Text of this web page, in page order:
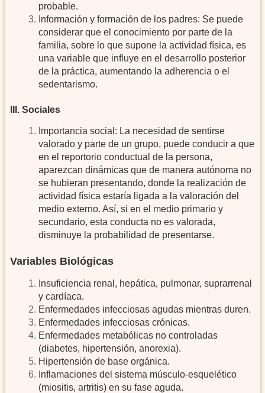
probable.
Información y formación de los padres: Se puede
considerar que el conocimiento por parte de la
familia, sobre lo que supone la actividad física, es
una variable que influye en el desarrollo posterior
de la práctica, aumentando la adherencia o el
sedentarismo.
III. Sociales
Importancia social: La necesidad de sentirse
valorado y parte de un grupo, puede conducir a que
en el reportorio conductual de la persona,
aparezcan dinámicas que de manera autónoma no
se hubieran presentando, donde la realización de
actividad física estaría ligada a la valoración del
medio externo. Así, si en el medio primario y
secundario, esta conducta no es valorada,
disminuye la probabilidad de presentarse.
Variables Biológicas
Insuficiencia renal, hepática, pulmonar, suprarrenal
y cardíaca.
Enfermedades infecciosas agudas mientras duren.
Enfermedades infecciosas crónicas.
Enfermedades metabólicas no controladas
(diabetes, hipertensión, anorexia).
Hipertensión de base orgánica.
Inflamaciones del sistema músculo-esquelético
(miositis, artritis) en su fase aguda.